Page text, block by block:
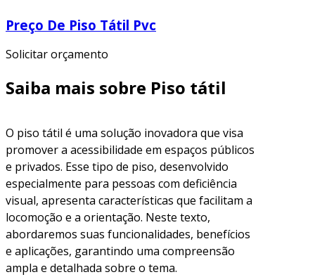
Preço De Piso Tátil Pvc
Solicitar orçamento
Saiba mais sobre Piso tátil
O piso tátil é uma solução inovadora que visa
promover a acessibilidade em espaços públicos
e privados. Esse tipo de piso, desenvolvido
especialmente para pessoas com deficiência
visual, apresenta características que facilitam a
locomoção e a orientação. Neste texto,
abordaremos suas funcionalidades, benefícios
e aplicações, garantindo uma compreensão
ampla e detalhada sobre o tema.